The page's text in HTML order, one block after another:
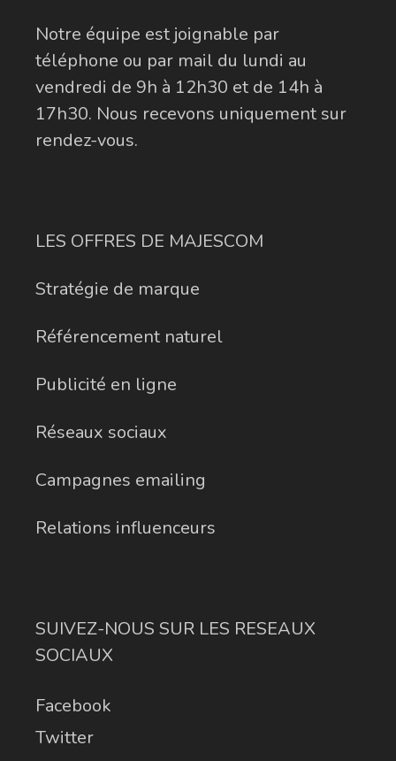
Notre équipe est joignable par
téléphone ou par mail du lundi au
vendredi de 9h à 12h30 et de 14h à
17h30. Nous recevons uniquement sur
rendez-vous.
LES OFFRES DE MAJESCOM
Stratégie de marque
Référencement naturel
Publicité en ligne
Réseaux sociaux
Campagnes emailing
Relations influenceurs
SUIVEZ-NOUS SUR LES RESEAUX
SOCIAUX
Facebook
Twitter